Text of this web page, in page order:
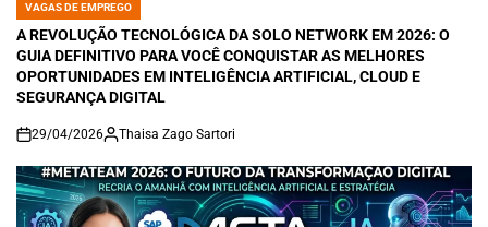
POSTED
IN
VAGAS DE EMPREGO
A REVOLUÇÃO TECNOLÓGICA DA SOLO NETWORK EM 2026: O
GUIA DEFINITIVO PARA VOCÊ CONQUISTAR AS MELHORES
OPORTUNIDADES EM INTELIGÊNCIA ARTIFICIAL, CLOUD E
SEGURANÇA DIGITAL
on
29/04/2026 Thaisa Zago Sartori